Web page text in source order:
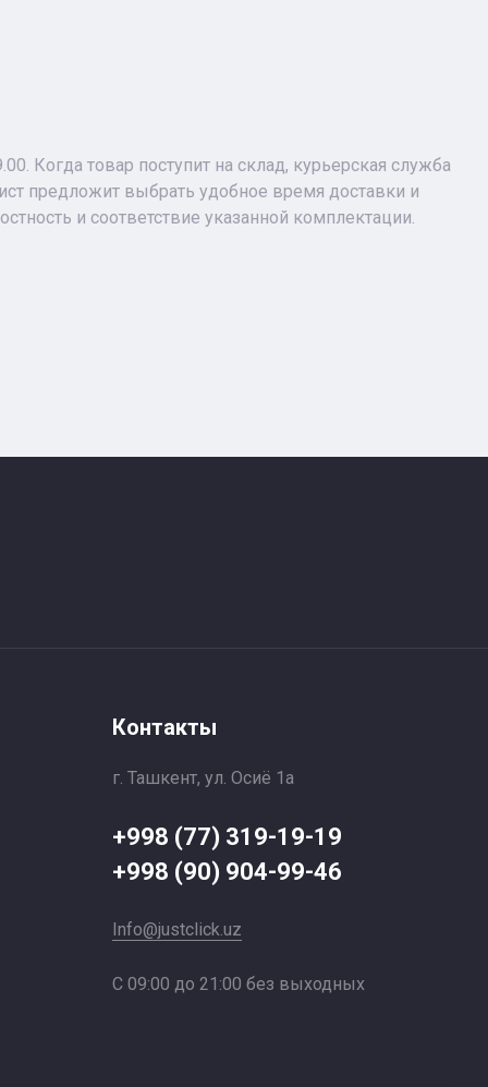
Когда товар поступит на склад, курьерская служба
предложит выбрать удобное время доставки и
и соответствие указанной комплектации.
Контакты
г. Ташкент, ул. Осиё 1a
+998 (77) 319-19-19
+998 (90) 904-99-46
Info@justclick.uz
С 09:00 до 21:00 без выходных